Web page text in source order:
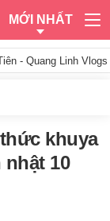
MỚI NHẤT
- Quang Linh
khuya
10